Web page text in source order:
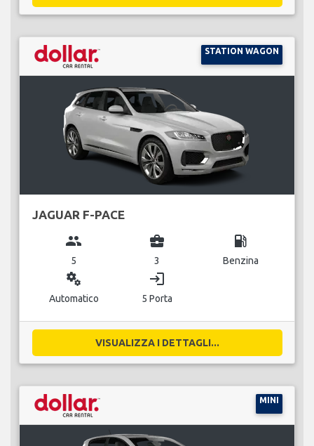
STATION WAGON
JAGUAR F-PACE
group
5
business_center
3
local_gas_station
Benzina
miscellaneous_services
Automatico
login
5 Porta
VISUALIZZA I DETTAGLI...
MINI